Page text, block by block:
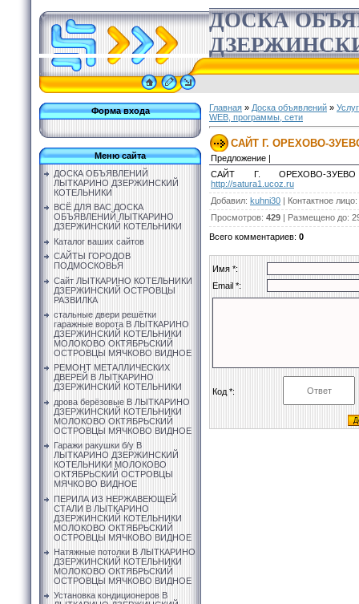
ДОСКА
Форма входа
Меню сайта
ДОСКА ОБЪЯВЛЕНИЙ
ЛЫТКАРИНО ДЗЕРЖИНСКИЙ
КОТЕЛЬНИКИ
ВСЁ ДЛЯ ВАС ДОСКА
ОБЪЯВЛЕНИЙ ЛЫТКАРИНО
ДЗЕРЖИНСКИЙ КОТЕЛЬНИКИ
Каталог ваших сайтов
САЙТЫ ГОРОДОВ
ПОДМОСКОВЬЯ
Сайт ЛЫТКАРИНО КОТЕЛЬНИКИ
ДЗЕРЖИНСКИЙ ОСТРОВЦЫ
РАЗВИЛКА
стальные двери решётки
гаражные ворота В ЛЫТКАРИНО
ДЗЕРЖИНСКИЙ КОТЕЛЬНИКИ
МОЛОКОВО ОКТЯБРЬСКИЙ
ОСТРОВЦЫ МЯЧКОВО ВИДНОЕ
РЕМОНТ МЕТАЛЛИЧЕСКИХ
ДВЕРЕЙ В ЛЫТКАРИНО
ДЗЕРЖИНСКИЙ КОТЕЛЬНИКИ
дрова берёзовые В ЛЫТКАРИНО
ДЗЕРЖИНСКИЙ КОТЕЛЬНИКИ
МОЛОКОВО ОКТЯБРЬСКИЙ
ОСТРОВЦЫ МЯЧКОВО ВИДНОЕ
Гаражи ракушки б/у В
ЛЫТКАРИНО ДЗЕРЖИНСКИЙ
КОТЕЛЬНИКИ МОЛОКОВО
ОКТЯБРЬСКИЙ ОСТРОВЦЫ
МЯЧКОВО ВИДНОЕ
ПЕРИЛА ИЗ НЕРЖАВЕЮЩЕЙ
СТАЛИ В ЛЫТКАРИНО
ДЗЕРЖИНСКИЙ КОТЕЛЬНИКИ
МОЛОКОВО ОКТЯБРЬСКИЙ
ОСТРОВЦЫ МЯЧКОВО ВИДНОЕ
Натяжные потолки В ЛЫТКАРИНО
ДЗЕРЖИНСКИЙ КОТЕЛЬНИКИ
МОЛОКОВО ОКТЯБРЬСКИЙ
ОСТРОВЦЫ МЯЧКОВО ВИДНОЕ
Установка кондиционеров В
Главная » Доска объявлений »
WEB, программы, сети
САЙТ Г. ОРЕХОВО-
Предложение |
САЙТ Г. ОРЕХОВО-
http://satura1.ucoz.ru
Добавил: kuhni30 | Контактное лицо:
Просмотров: 429 | Размещено до:
Всего комментариев: 0
Имя *:
Email *:
Код *: